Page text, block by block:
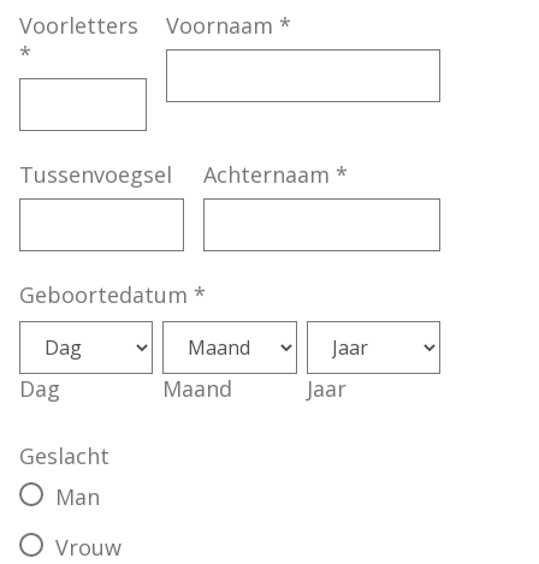
Voorletters
*
Voornaam *
Tussenvoegsel Achternaam *
Geboortedatum *
Dag Maand Jaar
Geslacht
Man
Vrouw